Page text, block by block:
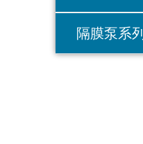
隔膜泵系列